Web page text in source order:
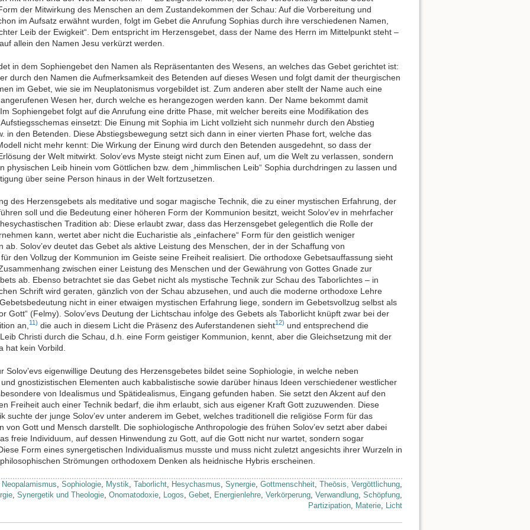
der Mitwirkung des Menschen an dem Zustandekommen der Schau: Auf die Vorbereitung und
im Aufsatz erwähnt wurden, folgt im Gebet die Anrufung Sophias durch ihre verschiedenen Namen,
Leib der Ewigkeit“. Dem entspricht im Herzensgebet, dass der Name des Herrn im Mittelpunkt steht –
allein den Namen Jesu verkürzt werden.
in dem Sophiengebet den Namen als Repräsentanten des Wesens, an welches das Gebet gerichtet ist:
durch den Namen die Aufmerksamkeit des Betenden auf dieses Wesen und folgt damit der theurgischen
im Gebet, wie sie im Neuplatonismus vorgebildet ist. Zum anderen aber stellt der Name auch eine
Wesen her, durch welche es herangezogen werden kann. Der Name bekommt damit
Sophiengebet folgt auf die Anrufung eine dritte Phase, mit welcher bereits eine Modifikation des
einsetzt: Die Einung mit Sophia im Licht vollzieht sich nunmehr durch den Abstieg
in den Betenden. Diese Abstiegsbewegung setzt sich dann in einer vierten Phase fort, welche das
nicht mehr kennt: Die Wirkung der Einung wird durch den Betenden ausgedehnt, so dass der
der Welt mitwirkt. Solov’evs Myste steigt nicht zum Einen auf, um die Welt zu verlassen, sondern
physischen Leib hinein vom Göttlichen bzw. dem „himmlischen Leib“ Sophia durchdringen zu lassen und
über seine Person hinaus in der Welt fortzusetzen.
des Herzensgebets als meditative und sogar magische Technik, die zu einer mystischen Erfahrung, der
soll und die Bedeutung einer höheren Form der Kommunion besitzt, weicht Solov’ev in mehrfacher
Tradition ab: Diese erlaubt zwar, dass das Herzensgebet gelegentlich die Rolle der
kann, wertet aber nicht die Eucharistie als „einfachere“ Form für den geistlich weniger
ab. Solov’ev deutet das Gebet als aktive Leistung des Menschen, der in der Schaffung von
den Vollzug der Kommunion im Geiste seine Freiheit realisiert. Die orthodoxe Gebetsauffassung sieht
zwischen einer Leistung des Menschen und der Gewährung von Gottes Gnade zur
ab. Ebenso betrachtet sie das Gebet nicht als mystische Technik zur Schau des Taborlichtes – in
Schrift wird geraten, gänzlich von der Schau abzusehen, und auch die moderne orthodoxe Lehre
nicht in einer etwaigen mystischen Erfahrung liege, sondern im Gebetsvollzug selbst als
Gott“ (Felmy). Solov’evs Deutung der Lichtschau infolge des Gebets als Taborlicht knüpft zwar bei der
an, 11) die auch in diesem Licht die Präsenz des Auferstandenen sieht12) und entsprechend die
Christi durch die Schau, d.h. eine Form geistiger Kommunion, kennt, aber die Gleichsetzung mit der
hat kein Vorbild.
Solov’evs eigenwillige Deutung des Herzensgebetes bildet seine Sophiologie, in welche neben
gnostizistischen Elementen auch kabbalistische sowie darüber hinaus Ideen verschiedener westlicher
von Idealismus und Spätidealismus, Eingang gefunden haben. Sie setzt den Akzent auf den
Freiheit auch einer Technik bedarf, die ihm erlaubt, sich aus eigener Kraft Gott zuzuwenden. Diese
suchte der junge Solov’ev unter anderem im Gebet, welches traditionell die religiöse Form für das
von Gott und Mensch darstellt. Die sophiologische Anthropologie des frühen Solov’ev setzt aber dabei
freie Individuum, auf dessen Hinwendung zu Gott, auf die Gott nicht nur wartet, sondern sogar
Form eines synergetischen Individualismus musste und muss nicht zuletzt angesichts ihrer Wurzeln in
Strömungen orthodoxem Denken als heidnische Hybris erscheinen.
Neopalamismus, Sophiologie, Mystik, Taborlicht, Hesychasmus, Synergie, Gottmenschheit, Theōsis, Vergöttlichung,
, Synergetik und Theologie, Onomatodoxie, Logos, Gebet, Energienlehre, Verkörperung, Verwandlung, Schöpfung,
Partizipation, Materie, Licht